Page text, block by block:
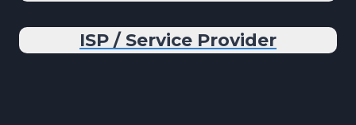
ISP / Service Provider